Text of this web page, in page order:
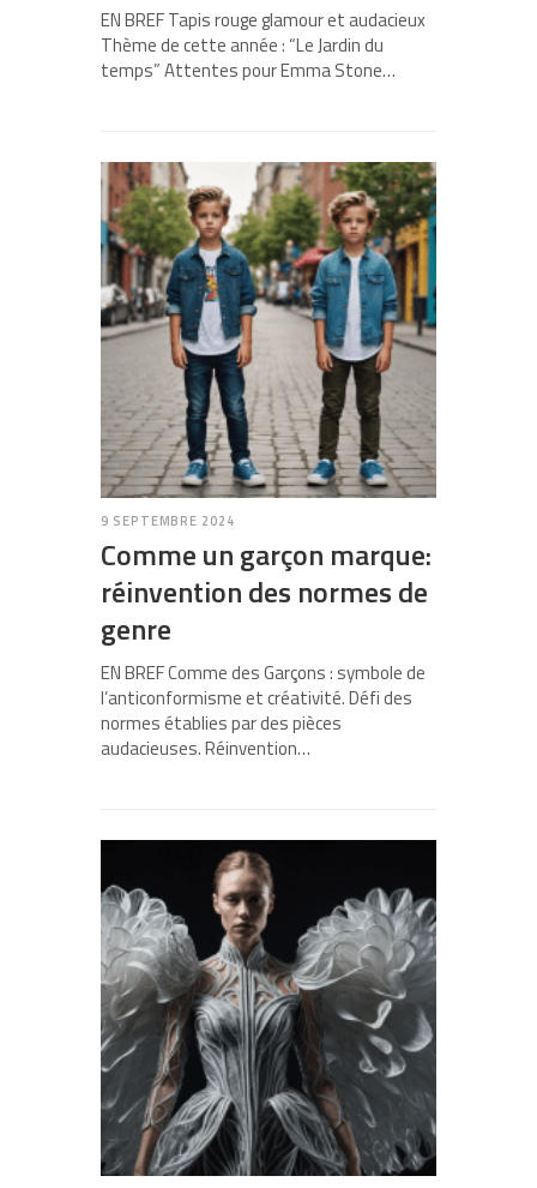
EN BREF Tapis rouge glamour et audacieux
Thème de cette année : “Le Jardin du
temps” Attentes pour Emma Stone…
9 SEPTEMBRE 2024
Comme un garçon marque:
réinvention des normes de
genre
EN BREF Comme des Garçons : symbole de
l’anticonformisme et créativité. Défi des
normes établies par des pièces
audacieuses. Réinvention…